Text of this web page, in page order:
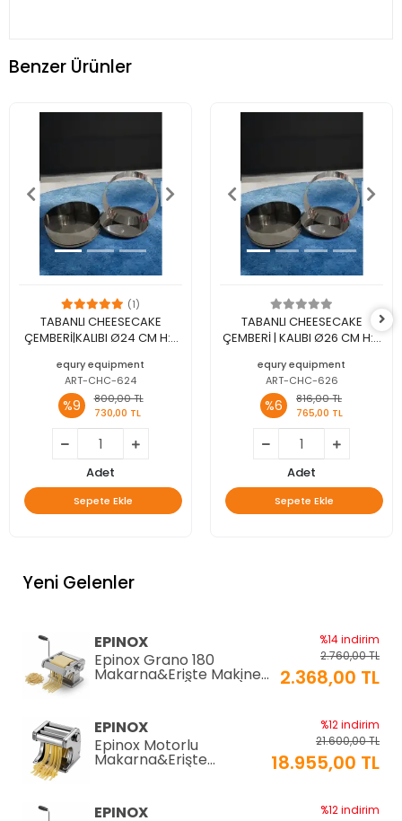
Benzer Ürünler
(1)
TABANLI CHEESECAKE
ÇEMBERİ|KALIBI Ø24 CM H:6
KAZIYICI HEDİYE
equry equipment
ART-CHC-624
%9
800,00 TL
730,00 TL
Adet
Sepete Ekle
TABANLI CHEESECAKE
ÇEMBERİ | KALIBI Ø26 CM H:6
KAZIYICI HEDİYE
equry equipment
ART-CHC-626
%6
816,00 TL
765,00 TL
Adet
Sepete Ekle
Yeni Gelenler
EPINOX
Epinox Grano 180
Makarna&Erişte Makinesi
2mm+6mm (GR-180)
%14 indirim
2.760,00 TL
2.368,00 TL
EPINOX
Epinox Motorlu
Makarna&Erişte
Makinesi 2mm+6mm
%12 indirim
21.600,00 TL
18.955,00 TL
EPINOX
%12 indirim